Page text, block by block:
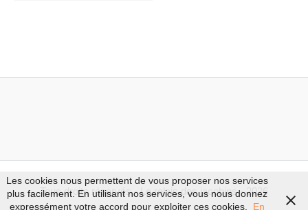
Tous droits réservés - Le relais des jacobins - 2026
Les cookies nous permettent de vous proposer nos services
plus facilement. En utilisant nos services, vous nous donnez
expressément votre accord pour exploiter ces cookies.
En